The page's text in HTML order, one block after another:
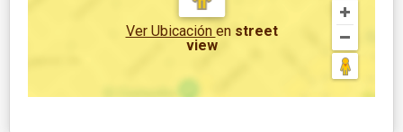
Ver Ubicación en street
view